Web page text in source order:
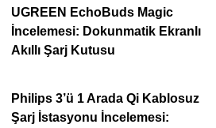
UGREEN EchoBuds Magic
İncelemesi: Dokunmatik Ekranlı
Akıllı Şarj Kutusu
Philips 3’ü 1 Arada Qi Kablosuz
Şarj İstasyonu İncelemesi: